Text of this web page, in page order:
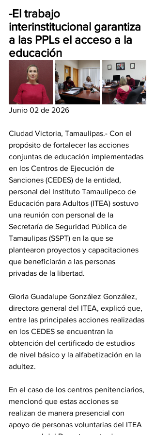
-El trabajo
interinstitucional garantiza
a las PPLs el acceso a la
educación
Junio 02 de 2026
Ciudad Victoria, Tamaulipas.- Con el
propósito de fortalecer las acciones
conjuntas de educación implementadas
en los Centros de Ejecución de
Sanciones (CEDES) de la entidad,
personal del Instituto Tamaulipeco de
Educación para Adultos (ITEA) sostuvo
una reunión con personal de la
Secretaría de Seguridad Pública de
Tamaulipas (SSPT) en la que se
plantearon proyectos y capacitaciones
que beneficiarán a las personas
privadas de la libertad.
Gloria Guadalupe González González,
directora general del ITEA, explicó que,
entre las principales acciones realizadas
en los CEDES se encuentran la
obtención del certificado de estudios
de nivel básico y la alfabetización en la
adultez.
En el caso de los centros penitenciarios,
mencionó que estas acciones se
realizan de manera presencial con
apoyo de personas voluntarias del ITEA